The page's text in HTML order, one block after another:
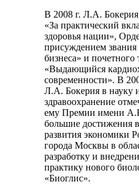
В 2008 г. Л.А.
«За практический
здоровья нации»,
присуждением
бизнеса» и почетного
«Выдающийся
современности». В
Л.А. Бокерия в науку
здравоохранение
ему Премии имени
большие достижения
развития экономики
города Москвы в
разработку и
практику нового
«Биоглис».